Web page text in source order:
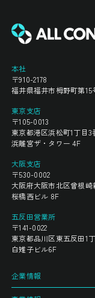
本社
〒910-2178
福井県福井市栂野町第15
東京支店
〒105-0013
東京都港区浜松町1丁目3
浜離宮ザ・タワー 4F
大阪支店
〒530-0002
大阪府大阪市北区曾根崎
桜橋西ビル 8F
五反田営業所
〒141-0022
東京都品川区東五反田1
白雉子ビル6F
企業情報